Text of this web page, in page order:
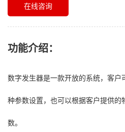
在线咨询
功能介绍：
数字发生器是一款开放的系统，客户
种参数设置，也可以根据客户提供的
数。